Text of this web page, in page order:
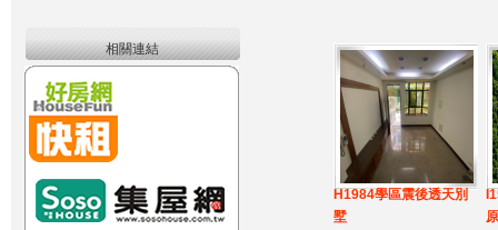
相關連結
H1984學區震後透天別
墅